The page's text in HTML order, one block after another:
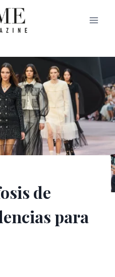
de
para